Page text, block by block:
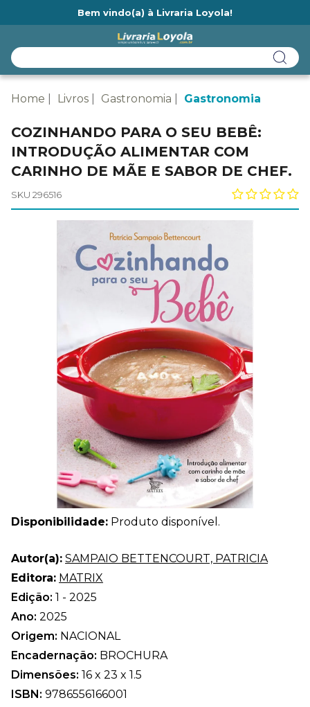
Bem vindo(a) à Livraria Loyola!
Home Livros Gastronomia Gastronomia
COZINHANDO PARA O SEU BEBÊ:
INTRODUÇÃO ALIMENTAR COM
CARINHO DE MÃE E SABOR DE CHEF.
SKU 296516
Disponibilidade: Produto disponível.
Autor(a): SAMPAIO BETTENCOURT, PATRICIA
Editora: MATRIX
Edição: 1 - 2025
Ano: 2025
Origem: NACIONAL
Encadernação: BROCHURA
Dimensões: 16 x 23 x 1.5
ISBN: 9786556166001